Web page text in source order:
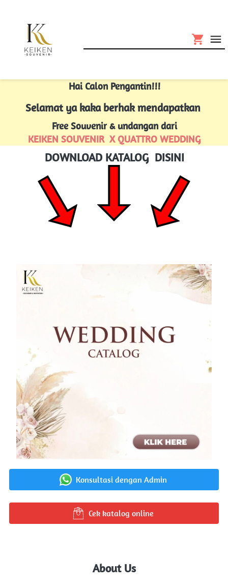
Hai Calon Pengantin!!!
Selamat ya kaka berhak mendapatkan
Free Souvenir & undangan dari
KEIKEN SOUVENIR  X QUATTRO WEDDING
DOWNLOAD KATALOG  DISINI
` Konsultasi dengan Admin
` Cek katalog online
About Us